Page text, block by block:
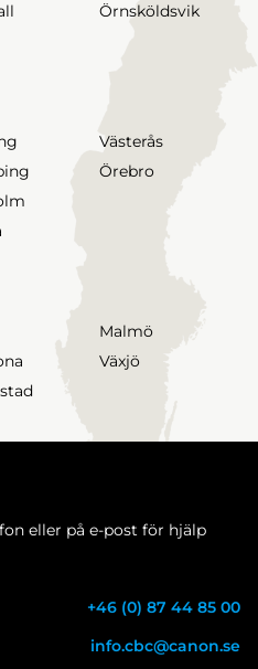
Örnsköldsvik
Västerås
Örebro
Malmö
Växjö
eller på e-post för hjälp
+46 (0) 87 44 85 00
info.cbc@canon.se